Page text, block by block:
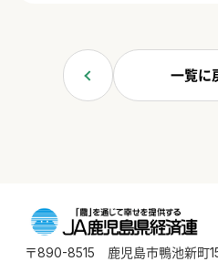
一覧に
〒890-8515 鹿児島市鴨池新町